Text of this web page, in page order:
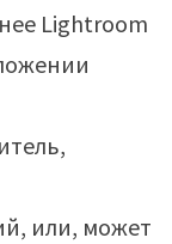
Lightroom
или, может